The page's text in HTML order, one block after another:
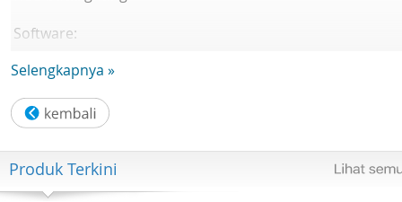
Software:
jASxi43awLCaCwhzQVeYSluqKT/view?usp=sharing
Selengkapnya »
Produk Terkini